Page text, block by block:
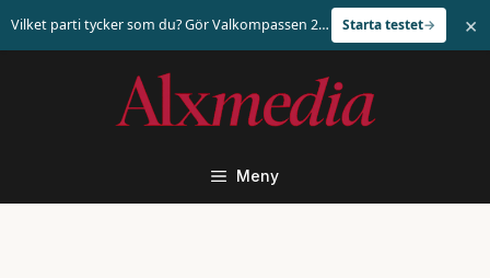
Meny
Vilket parti tycker som du? Gör Valkompassen 2026 Starta testet ×